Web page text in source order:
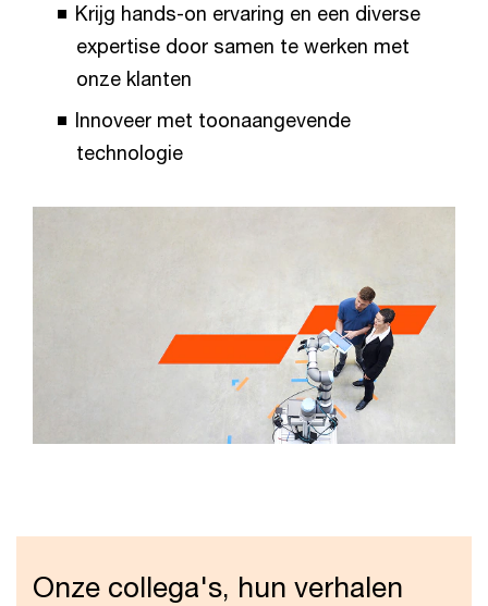
Krijg hands-on ervaring en een diverse
expertise door samen te werken met
onze klanten
Innoveer met toonaangevende
technologie
Onze collega's, hun verhalen